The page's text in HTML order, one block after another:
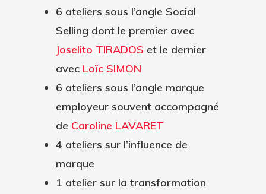
6 ateliers sous l’angle Social
Selling dont le premier avec
Joselito TIRADOS et le dernier
avec Loïc SIMON
6 ateliers sous l’angle marque
employeur souvent accompagné
de Caroline LAVARET
4 ateliers sur l’influence de
marque
1 atelier sur la transformation